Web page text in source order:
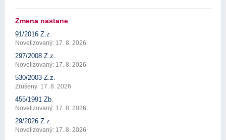
Zmena nastane
91/2016 Z.z.
Novelizovaný: 17. 8. 2026
297/2008 Z.z.
Novelizovaný: 17. 8. 2026
530/2003 Z.z.
Zrušený: 17. 8. 2026
455/1991 Zb.
Novelizovaný: 17. 8. 2026
29/2026 Z.z.
Novelizovaný: 17. 8. 2026